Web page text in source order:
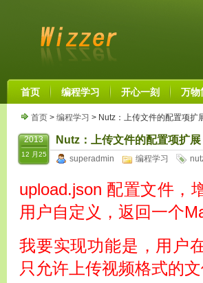
首页 编程学习 开心一刻 万物
首页 > 编程学习 > Nutz：上传文件的配置项扩
2013
12 月25
Nutz：上传文件的配置项扩
superadmin 编程学习
upload.json 配置文件，
用户自定义，返回一个
我要实现功能是，用户
只允许上传视频格式的文